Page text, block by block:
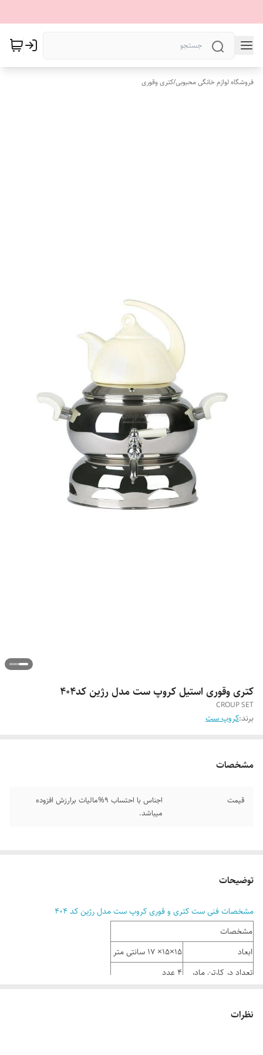
فروشگاه لوازم خانگی محبوبی/کتری وقوری
کتری وقوری استیل کروپ ست مدل رژین کد404
CROUP SET
برند:کروپ ست
مشخصات
قیمت
اجناس با احتساب 9%مالیات برارزش افزوده
میباشد.
توضیحات
مشخصات فنی ست کتری و قوری کروپ ست مدل رژین کد 404
مشخصات
ابعاد
15×15× 17 سانتی متر
تعداد در کارتن مادر
4 عدد
فیلتر
نظرات